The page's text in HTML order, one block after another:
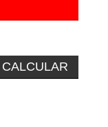
CALCULAR